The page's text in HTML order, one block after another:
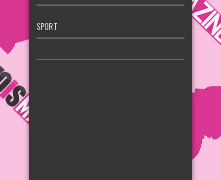
SPORT